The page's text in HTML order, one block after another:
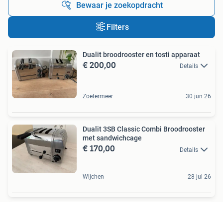
Bewaar je zoekopdracht
Filters
Dualit broodrooster en tosti apparaat
€ 200,00 Details
Zoetermeer 30 jun 26
Dualit 3SB Classic Combi Broodrooster
met sandwichcage
€ 170,00 Details
Wijchen 28 jul 26